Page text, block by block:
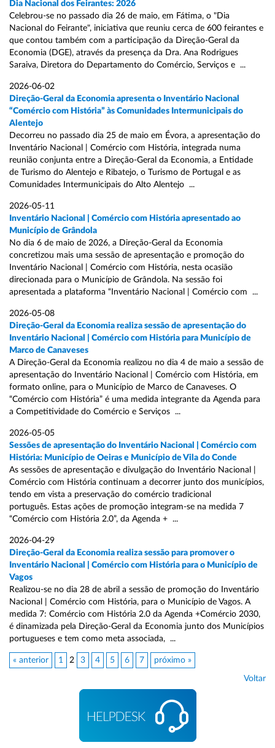
Dia Nacional dos Feirantes: 2026
Celebrou-se no passado dia 26 de maio, em Fátima, o "Dia
Nacional do Feirante", iniciativa que reuniu cerca de 600 feirantes e
que contou também com a participação da Direção-Geral da
Economia (DGE), através da presença da Dra. Ana Rodrigues
Saraiva, Diretora do Departamento do Comércio, Serviços e ...
2026-06-02
Direção-Geral da Economia apresenta o Inventário Nacional
“Comércio com História” às Comunidades Intermunicipais do
Alentejo
Decorreu no passado dia 25 de maio em Évora, a apresentação do
Inventário Nacional | Comércio com História, integrada numa
reunião conjunta entre a Direção-Geral da Economia, a Entidade
de Turismo do Alentejo e Ribatejo, o Turismo de Portugal e as
Comunidades Intermunicipais do Alto Alentejo ...
2026-05-11
Inventário Nacional | Comércio com História apresentado ao
Município de Grândola
No dia 6 de maio de 2026, a Direção-Geral da Economia
concretizou mais uma sessão de apresentação e promoção do
Inventário Nacional | Comércio com História, nesta ocasião
direcionada para o Município de Grândola. Na sessão foi
apresentada a plataforma “Inventário Nacional | Comércio com ...
2026-05-08
Direção-Geral da Economia realiza sessão de apresentação do
Inventário Nacional | Comércio com História para Município de
Marco de Canaveses
A Direção-Geral da Economia realizou no dia 4 de maio a sessão de
apresentação do Inventário Nacional | Comércio com História, em
formato online, para o Município de Marco de Canaveses. O
“Comércio com História” é uma medida integrante da Agenda para
a Competitividade do Comércio e Serviços ...
2026-05-05
Sessões de apresentação do Inventário Nacional | Comércio com
História: Município de Oeiras e Município de Vila do Conde
As sessões de apresentação e divulgação do Inventário Nacional |
Comércio com História continuam a decorrer junto dos municípios,
tendo em vista a preservação do comércio tradicional
português. Estas ações de promoção integram-se na medida 7
“Comércio com História 2.0”, da Agenda + ...
2026-04-29
Direção-Geral da Economia realiza sessão para promover o
Inventário Nacional | Comércio com História para o Município de
Vagos
Realizou-se no dia 28 de abril a sessão de promoção do Inventário
Nacional | Comércio com História, para o Município de Vagos. A
medida 7: Comércio com História 2.0 da Agenda +Comércio 2030,
é dinamizada pela Direção-Geral da Economia junto dos Municípios
portugueses e tem como meta associada, ...
« anterior 1 2 3 4 5 6 7 próximo »
Voltar